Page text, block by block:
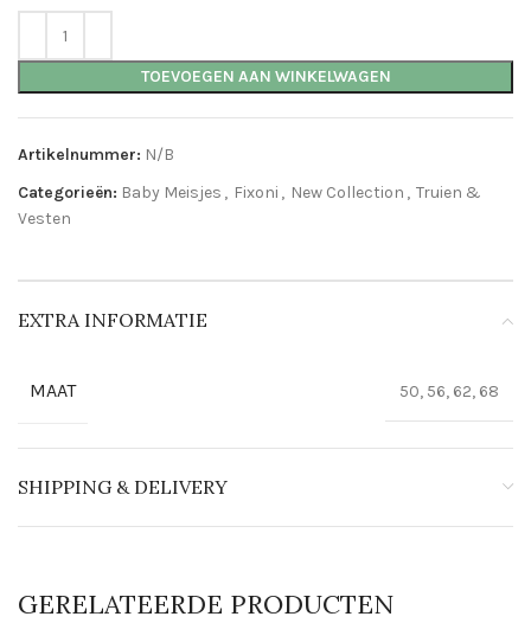
TOEVOEGEN AAN WINKELWAGEN
Artikelnummer: N/B
Categorieën: Baby Meisjes , Fixoni , New Collection , Truien &
Vesten
EXTRA INFORMATIE
MAAT 50, 56, 62, 68
SHIPPING & DELIVERY
GERELATEERDE PRODUCTEN